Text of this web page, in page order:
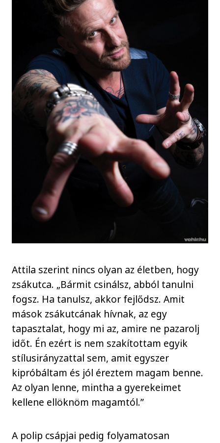
Attila szerint nincs olyan az életben, hogy
zsákutca. „Bármit csinálsz, abból tanulni
fogsz. Ha tanulsz, akkor fejlődsz. Amit
mások zsákutcának hívnak, az egy
tapasztalat, hogy mi az, amire ne pazarolj
időt. Én ezért is nem szakítottam egyik
stílusirányzattal sem, amit egyszer
kipróbáltam és jól éreztem magam benne.
Az olyan lenne, mintha a gyerekeimet
kellene ellöknöm magamtól.”
A polip csápjai pedig folyamatosan